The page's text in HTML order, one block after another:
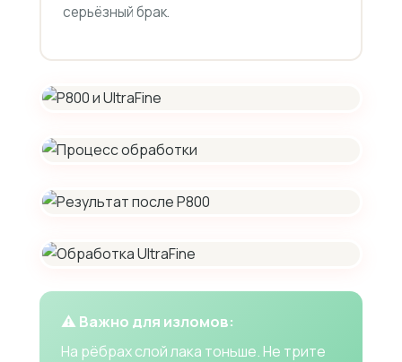
серьёзный брак.
⚠️ Важно для изломов:
На рёбрах слой лака тоньше. Не трите